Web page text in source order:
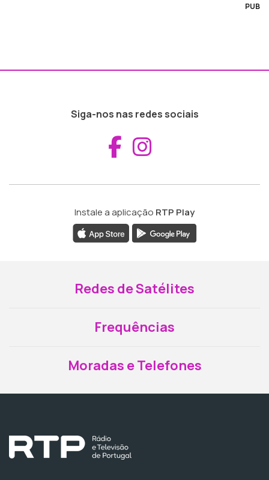
PUB
Siga-nos nas redes sociais
Aceder ao
Instale a aplicação RTP Play
Redes de Satélites
Frequências
Moradas e Telefones